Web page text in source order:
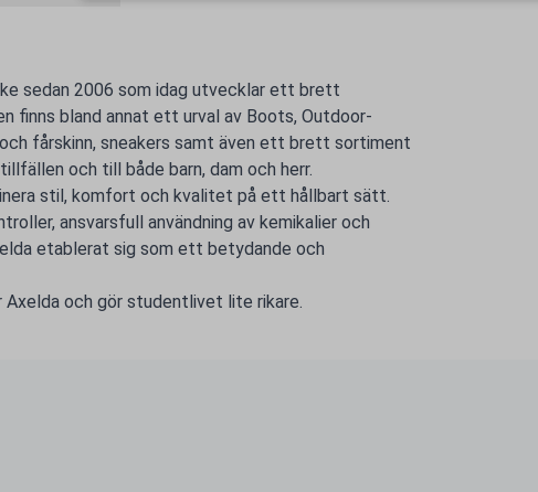
sedan 2006 som idag utvecklar ett brett
finns bland annat ett urval av Boots, Outdoor-
fårskinn, sneakers samt även ett brett sortiment
och till både barn, dam och herr.
stil, komfort och kvalitet på ett hållbart sätt.
ansvarsfull användning av kemikalier och
etablerat sig som ett betydande och
Axelda och gör studentlivet lite rikare.